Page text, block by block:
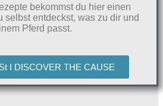
bekommst du hier einen
selbst entdeckst, was zu dir und
Pferd passt.
I DISCOVER THE CAUSE